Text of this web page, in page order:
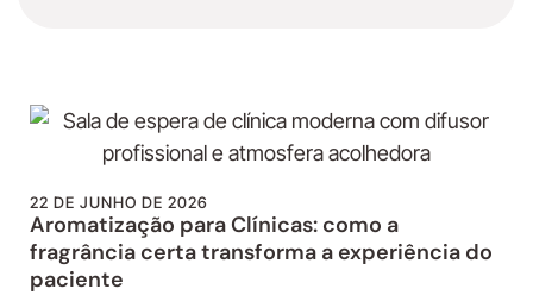
22 DE JUNHO DE 2026
Aromatização para Clínicas: como a
fragrância certa transforma a experiência do
paciente